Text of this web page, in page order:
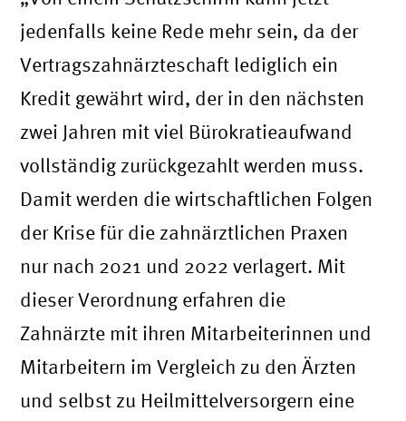
jedenfalls keine Rede mehr sein, da der
Vertragszahnärzteschaft lediglich ein
Kredit gewährt wird, der in den nächsten
zwei Jahren mit viel Bürokratieaufwand
vollständig zurückgezahlt werden muss.
Damit werden die wirtschaftlichen Folgen
der Krise für die zahnärztlichen Praxen
nur nach 2021 und 2022 verlagert. Mit
dieser Verordnung erfahren die
Zahnärzte mit ihren Mitarbeiterinnen und
Mitarbeitern im Vergleich zu den Ärzten
und selbst zu Heilmittelversorgern eine